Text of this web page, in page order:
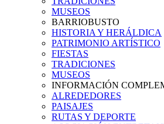
MUSEOS
BARRIOBUSTO
HISTORIA Y HERÁLDICA
PATRIMONIO ARTÍSTICO
FIESTAS
TRADICIONES
MUSEOS
INFORMACIÓN
ALREDEDORES
PAISAJES
RUTAS Y DEPORTE